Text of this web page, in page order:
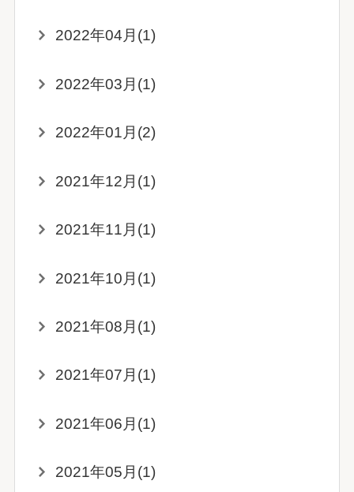
2022年04月(1)
2022年03月(1)
2022年01月(2)
2021年12月(1)
2021年11月(1)
2021年10月(1)
2021年08月(1)
2021年07月(1)
2021年06月(1)
2021年05月(1)